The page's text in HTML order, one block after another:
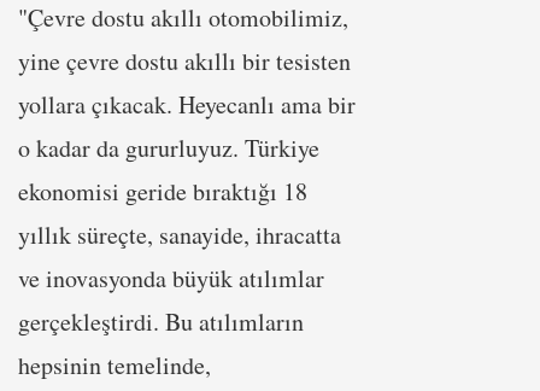
"Çevre dostu akıllı otomobilimiz,
yine çevre dostu akıllı bir tesisten
yollara çıkacak. Heyecanlı ama bir
o kadar da gururluyuz. Türkiye
ekonomisi geride bıraktığı 18
yıllık süreçte, sanayide, ihracatta
ve inovasyonda büyük atılımlar
gerçekleştirdi. Bu atılımların
hepsinin temelinde,